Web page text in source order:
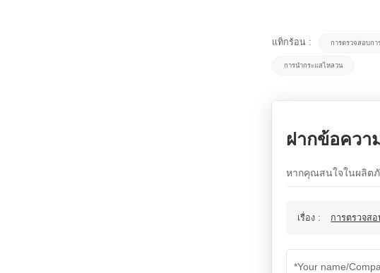
แท็กร้อน : การตรวจสอบกา
การนำกระแสไหลวน
ฝากข้อควา
หากคุณสนใจในผลิตภั
เรื่อง : การตรวจส